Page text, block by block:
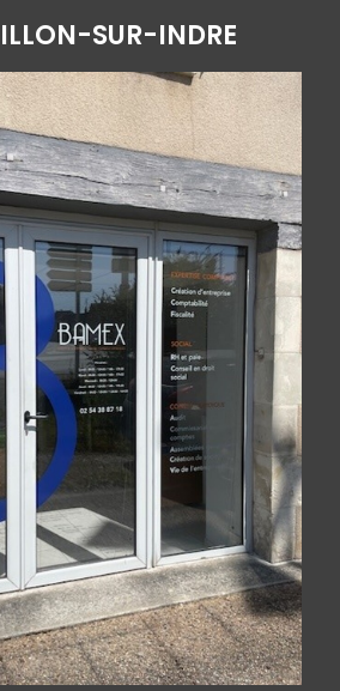
SUR-INDRE